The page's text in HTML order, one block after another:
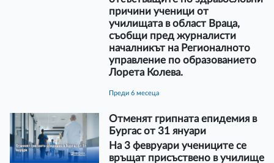
причини ученици от
училищата в област Враца,
съобщи пред журналисти
началникът на Регионалното
управление по образованието
Лорета Колева.
преди 6 месеца
Отменят грипната епидемия в
Бургас от 31 януари
На 3 февруари учениците се
връщат присъствено в училище